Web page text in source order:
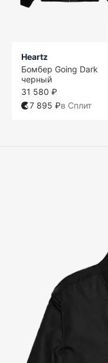
Heartz
Бомбер Going Dark
черный
31 580 ₽
7 895 ₽в Сплит